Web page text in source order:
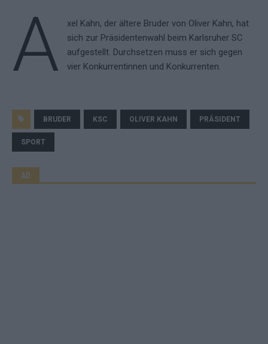
A
xel Kahn, der ältere Bruder von Oliver Kahn, hat
sich zur Präsidentenwahl beim Karlsruher SC
aufgestellt. Durchsetzen muss er sich gegen
vier Konkurrentinnen und Konkurrenten.
BRUDER KSC OLIVER KAHN PRÄSIDENT
SPORT
AD